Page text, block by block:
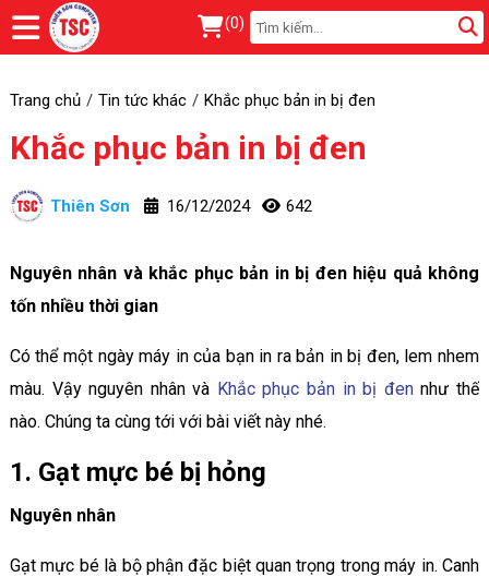
(0)
Trang chủ Tin tức khác Khắc phục bản in bị đen
Khắc phục bản in bị đen
Thiên Sơn 16/12/2024 642
Nguyên nhân và khắc phục bản in bị đen hiệu quả không
tốn nhiều thời gian
Có thể một ngày máy in của bạn in ra bản in bị đen, lem nhem
màu. Vậy nguyên nhân và Khắc phục bản in bị đennhư thế
nào. Chúng ta cùng tới với bài viết này nhé.
1. Gạt mực bé bị hỏng
Nguyên nhân
Gạt mực bé là bộ phận đặc biệt quan trọng trong máy in. Canh